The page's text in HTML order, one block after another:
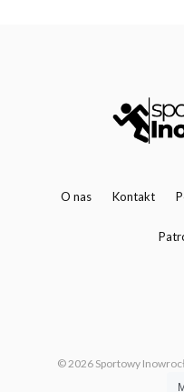
O nas Kontakt
© 2026 Sportowy